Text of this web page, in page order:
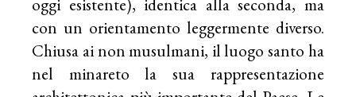
oggi esistente), identica alla seconda, ma
con un orientamento leggermente diverso.
Chiusa ai non musulmani, il luogo santo ha
nel minareto la sua rappresentazione